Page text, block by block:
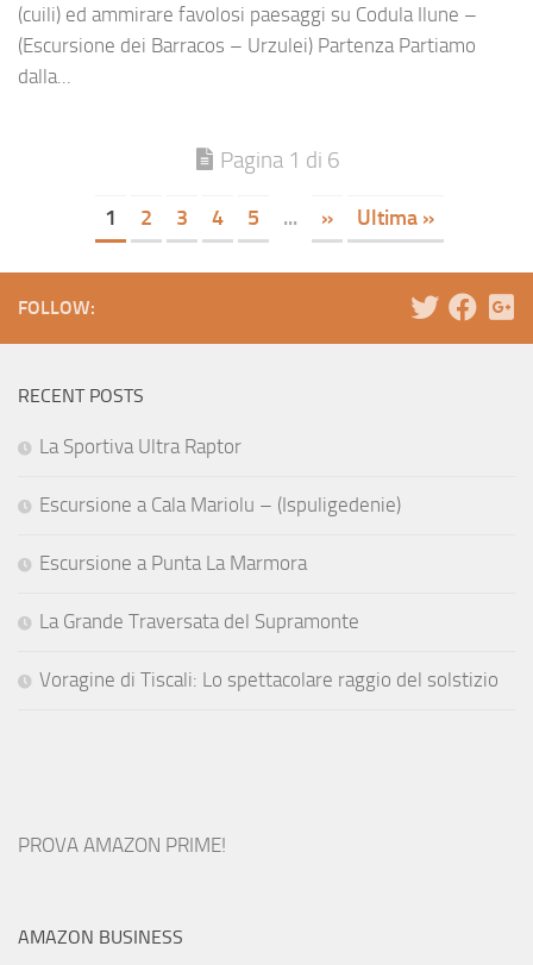
(cuili) ed ammirare favolosi paesaggi su Codula Ilune –
(Escursione dei Barracos – Urzulei) Partenza Partiamo
dalla...
Pagina 1 di 6
1 2 3 4 5 ... » Ultima »
FOLLOW:
RECENT POSTS
La Sportiva Ultra Raptor
Escursione a Cala Mariolu – (Ispuligedenie)
Escursione a Punta La Marmora
La Grande Traversata del Supramonte
Voragine di Tiscali: Lo spettacolare raggio del solstizio
PROVA AMAZON PRIME!
AMAZON BUSINESS